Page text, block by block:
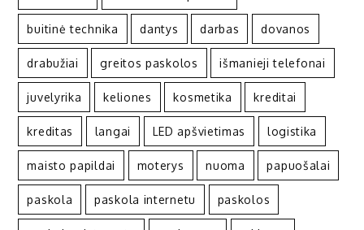
buitinė technika dantys darbas dovanos
drabužiai greitos paskolos išmanieji telefonai
juvelyrika keliones kosmetika kreditai
kreditas langai LED apšvietimas logistika
maisto papildai moterys nuoma papuošalai
paskola paskola internetu paskolos